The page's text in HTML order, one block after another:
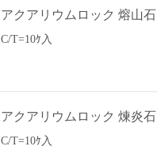
アクアリウムロック 熔山石
C/T=10ｹ入
アクアリウムロック 煉炎石
C/T=10ｹ入